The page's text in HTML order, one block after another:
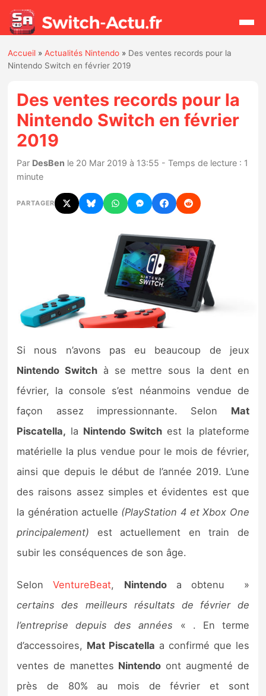
Actualités
Jeux
Hardware
Mises à jour
Chiffres de ventes
Nintendo Direct
Tests et previews
Tests de jeux
Tests d’accessoires
Autres tests
Previews
Précommandes
Précommandes jeux Switch 2
Sorties de jeux
Bons plans
Guides
Accueil »Actualités Nintendo » Des ventes records pour la
Nintendo Switch en février 2019
Des ventes records pour la
Nintendo Switch en février
2019
Par DesBen le 20 Mar 2019 à 13:55 - Temps de lecture : 1
minute
PARTAGER
Si nous n’avons pas eu beaucoup de jeux
Nintendo Switch à se mettre sous la dent en
février, la console s’est néanmoins vendue de
façon assez impressionnante. Selon Mat
Piscatella, la Nintendo Switch est la plateforme
matérielle la plus vendue pour le mois de février,
ainsi que depuis le début de l’année 2019. L’une
des raisons assez simples et évidentes est que
la génération actuelle (PlayStation 4 et Xbox One
principalement) est actuellement en train de
subir les conséquences de son âge.
SelonVentureBeat, Nintendoa obtenu »
certains des meilleurs résultats de février de
l’entreprise depuis des années « . En terme
d’accessoires, Mat Piscatella a confirmé que les
ventes de manettes Nintendo ont augmenté de
près de 80% au mois de février et sont